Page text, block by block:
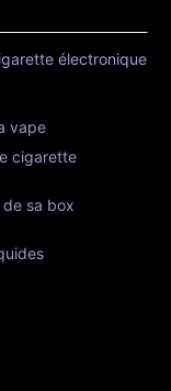
électronique
vape
cigarette
sa box